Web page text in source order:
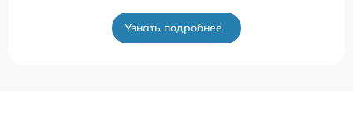
Узнать подробнее